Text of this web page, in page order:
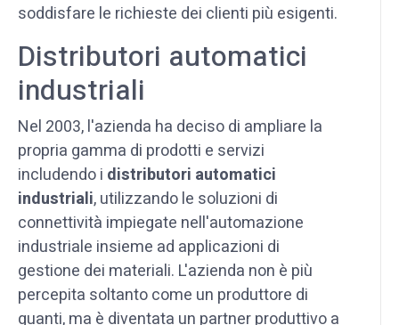
soddisfare le richieste dei clienti più esigenti.
Distributori automatici
industriali
Nel 2003, l'azienda ha deciso di ampliare la
propria gamma di prodotti e servizi
includendo i distributori automatici
industriali, utilizzando le soluzioni di
connettività impiegate nell'automazione
industriale insieme ad applicazioni di
gestione dei materiali. L'azienda non è più
percepita soltanto come un produttore di
guanti, ma è diventata un partner produttivo a